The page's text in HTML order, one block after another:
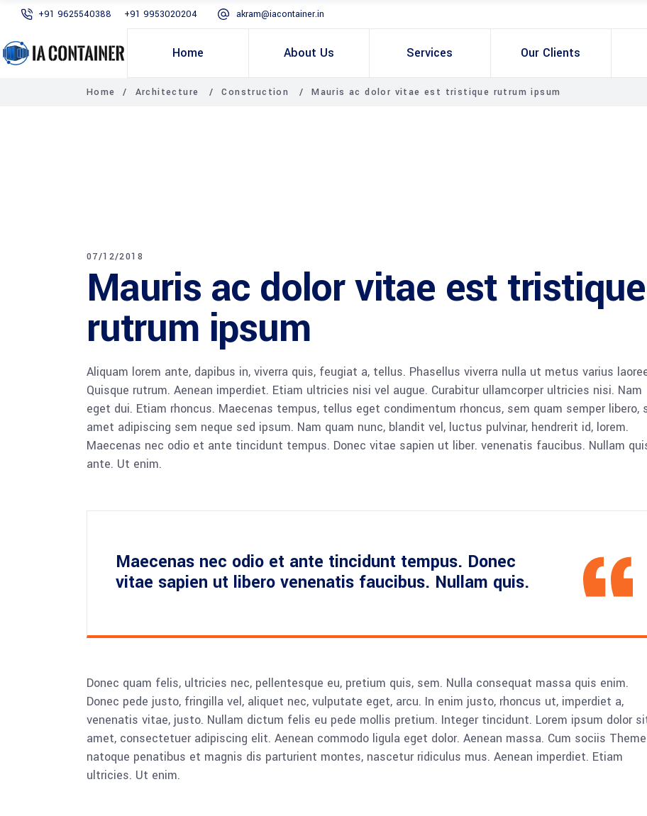
+91 9625540388 +91 9953020204 akram@iacontainer.in
Home About Us Services Our Clients
Home / Architecture /Construction /Mauris ac dolor vitae est tristique rutrum ipsum
07/12/2018
Mauris ac dolor vitae est tristique
rutrum ipsum
Aliquam lorem ante, dapibus in, viverra quis, feugiat a, tellus. Phasellus viverra nulla ut metus varius
Quisque rutrum. Aenean imperdiet. Etiam ultricies nisi vel augue. Curabitur ullamcorper ultricies nisi. Nam
eget dui. Etiam rhoncus. Maecenas tempus, tellus eget condimentum rhoncus, sem quam semper libero,
amet adipiscing sem neque sed ipsum. Nam quam nunc, blandit vel, luctus pulvinar, hendrerit id, lorem.
Maecenas nec odio et ante tincidunt tempus. Donec vitae sapien ut liber. venenatis faucibus. Nullam
ante. Ut enim.
Maecenas nec odio et ante tincidunt tempus. Donec
vitae sapien ut libero venenatis faucibus. Nullam quis.
Donec quam felis, ultricies nec, pellentesque eu, pretium quis, sem. Nulla consequat massa quis enim.
Donec pede justo, fringilla vel, aliquet nec, vulputate eget, arcu. In enim justo, rhoncus ut, imperdiet a,
venenatis vitae, justo. Nullam dictum felis eu pede mollis pretium. Integer tincidunt. Lorem ipsum dolor
amet, consectetuer adipiscing elit. Aenean commodo ligula eget dolor. Aenean massa. Cum sociis Theme
natoque penatibus et magnis dis parturient montes, nascetur ridiculus mus. Aenean imperdiet. Etiam
ultricies. Ut enim.